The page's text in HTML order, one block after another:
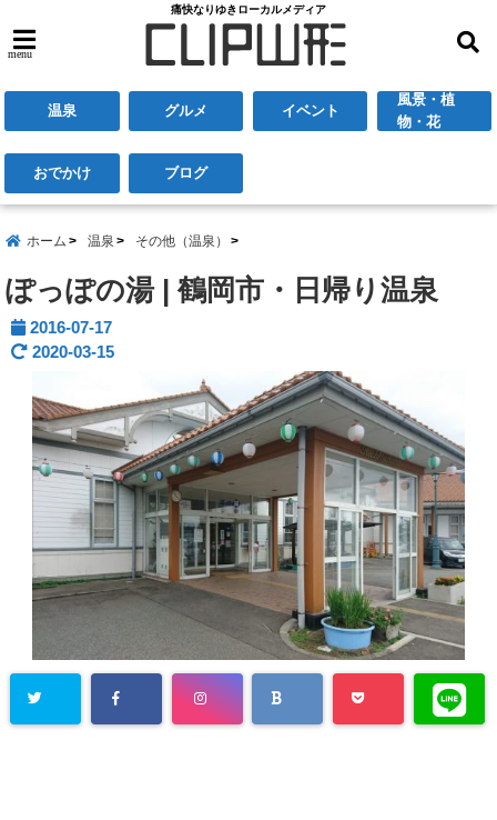
痛快なりゆきローカルメディア
menu
温泉 グルメ イベント
風景・植
物・花
おでかけ ブログ
ホーム 温泉 その他（温泉）
ぽっぽの湯 | 鶴岡市・日帰り温泉
2016-07-17
2020-03-15